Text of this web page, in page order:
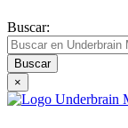
Buscar:
×